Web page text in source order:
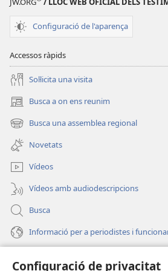
Configuració de privacitat
Configuració de l'aparença
Accessos ràpids
Soŀlicita una visita
Busca a on ens reunim
(obri
en
una
finestra
nova)
Busca una assemblea regional
(obri
en
una
finestra
nova)
Novetats
Vídeos
Vídeos amb audiodescripcions
Busca
Informació per a periodistes i